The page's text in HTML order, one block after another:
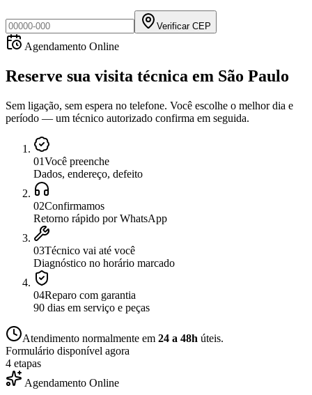
Verificar CEP
Agendamento Online
Reserve sua visita técnica em São Paulo
Sem ligação, sem espera no telefone. Você escolhe o melhor dia e
período — um técnico autorizado confirma em seguida.
01Você preenche
Dados, endereço, defeito
02Confirmamos
Retorno rápido por WhatsApp
03Técnico vai até você
Diagnóstico no horário marcado
04Reparo com garantia
90 dias em serviço e peças
Atendimento normalmente em 24 a 48h úteis.
Formulário disponível agora
4 etapas
Agendamento Online